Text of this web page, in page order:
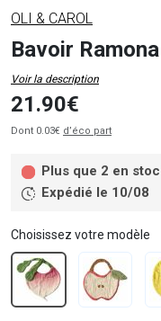
OLI & CAROL
Bavoir
Voir la description
21.90€
Dont 0.03€ d’éco part
Plus que 2 en
Expédié le 10/08
Choisissez votre modèle